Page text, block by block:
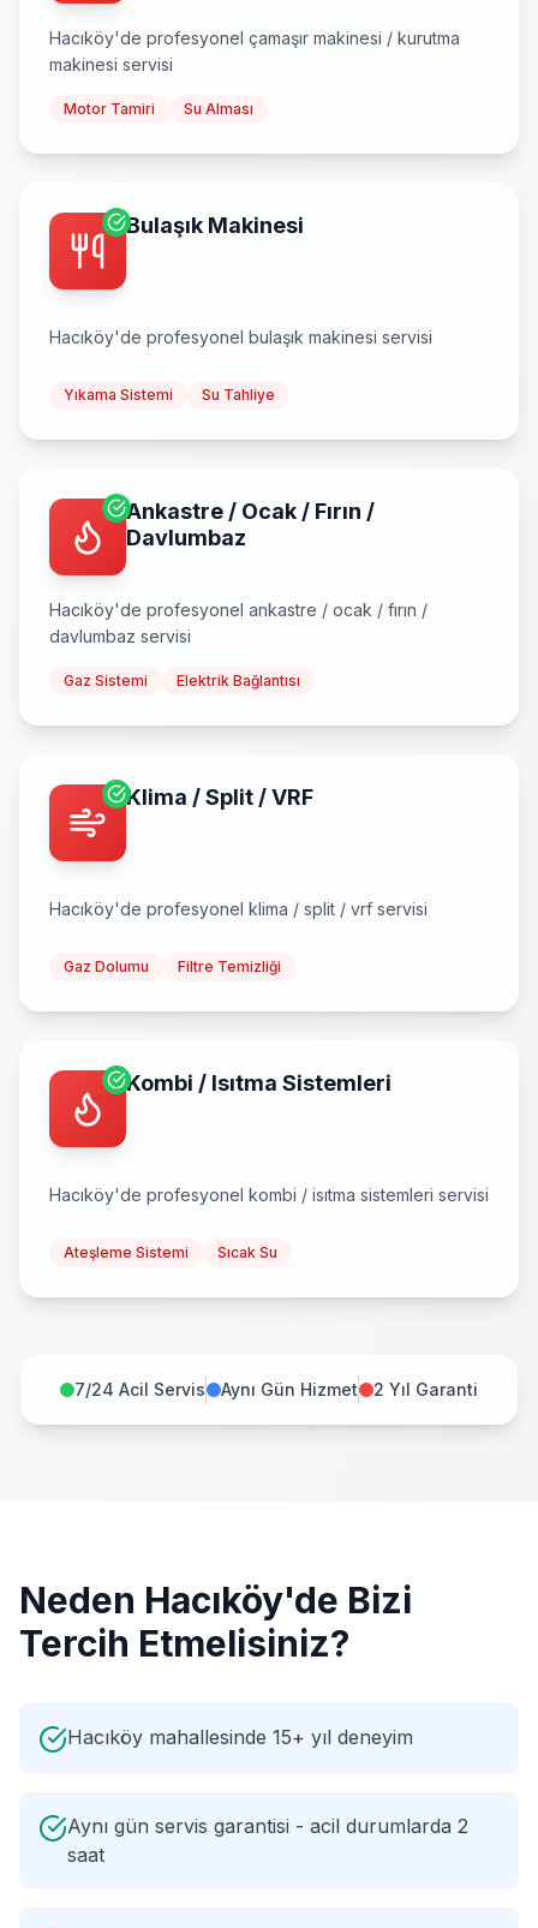
Hacıköy'de profesyonel çamaşır makinesi / kurutma
makinesi servisi
Motor Tamiri Su Alması
Bulaşık Makinesi
Hacıköy'de profesyonel bulaşık makinesi servisi
Yıkama Sistemi Su Tahliye
Ankastre / Ocak / Fırın /
Davlumbaz
Hacıköy'de profesyonel ankastre / ocak / fırın /
davlumbaz servisi
Gaz Sistemi Elektrik Bağlantısı
Klima / Split / VRF
Hacıköy'de profesyonel klima / split / vrf servisi
Gaz Dolumu Filtre Temizliği
Kombi / Isıtma Sistemleri
Hacıköy'de profesyonel kombi / isıtma sistemleri servisi
Ateşleme Sistemi Sıcak Su
7/24 Acil Servis Aynı Gün Hizmet 2 Yıl Garanti
Neden Hacıköy'de Bizi
Tercih Etmelisiniz?
Hacıköy mahallesinde 15+ yıl deneyim
Aynı gün servis garantisi - acil durumlarda 2
saat